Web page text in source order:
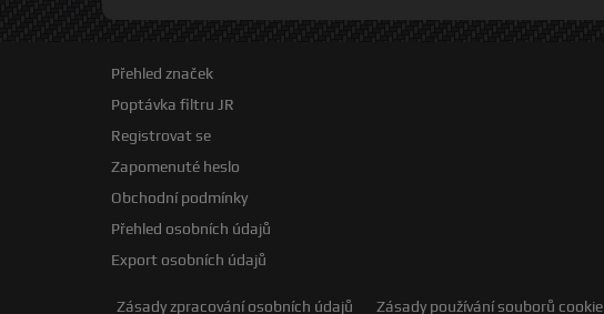
Přehled značek
Poptávka filtru JR
Registrovat se
Zapomenuté heslo
Obchodní podmínky
Přehled osobních údajů
Export osobních údajů
Zásady zpracování osobních údajů Zásady používání souborů cookie